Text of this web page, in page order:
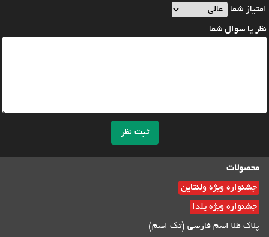
امتیاز شما
نظر یا سوال شما
ثبت نظر
محصولات
جشنواره ویژه ولنتاین
جشنواره ویژه یلدا
پلاک طلا اسم فارسی (تک اسم)